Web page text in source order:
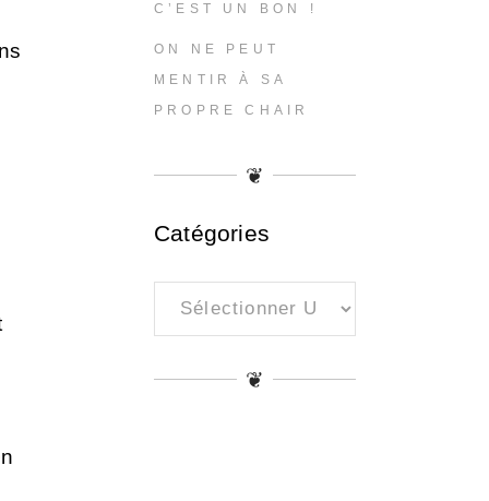
C’EST UN BON !
ON NE PEUT
MENTIR À SA
PROPRE CHAIR
❦
Catégories
Catégories
❦